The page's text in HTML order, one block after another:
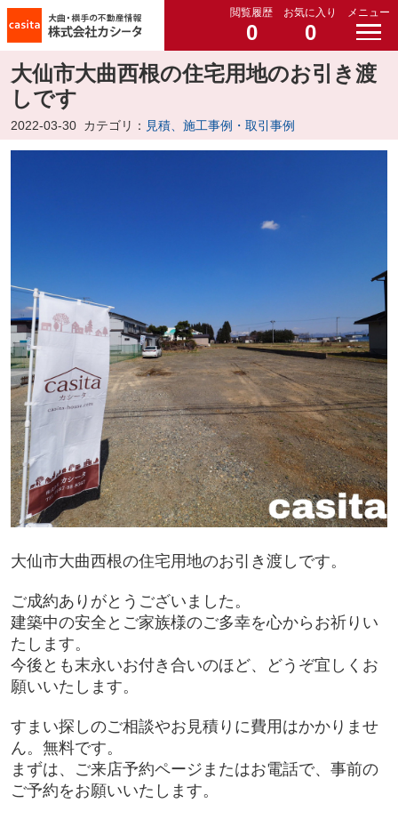
閲覧履歴
0
お気に入り
0
メニュー
大仙市大曲西根の住宅用地のお引き渡
しです
2022-03-30 カテゴリ： 見積、施工事例・取引事例
大仙市大曲西根の住宅用地のお引き渡しです。
ご成約ありがとうございました。
建築中の安全とご家族様のご多幸を心からお祈りい
たします。
今後とも末永いお付き合いのほど、どうぞ宜しくお
願いいたします。
すまい探しのご相談やお見積りに費用はかかりませ
ん。無料です。
まずは、ご来店予約ページまたはお電話で、事前の
ご予約をお願いいたします。